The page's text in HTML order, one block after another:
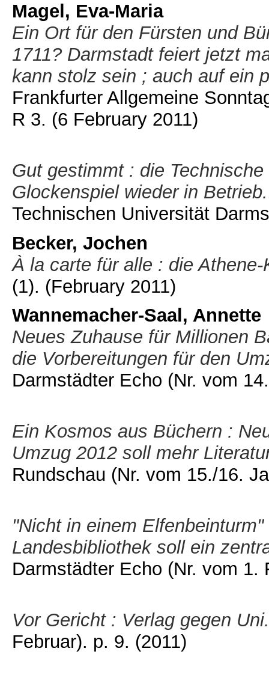
Magel, Eva-Maria
Ein Ort für den Fürsten und
1711? Darmstadt feiert jetzt
kann stolz sein ; auch auf ein
Frankfurter Allgemeine
R 3. (6 February 2011)
Gut gestimmt : die
Glockenspiel wieder in Betrieb.
Technischen Universität
Becker, Jochen
À la carte für alle : die
(1). (February 2011)
Wannemacher-Saal, Annette
Neues Zuhause für Millionen
die Vorbereitungen für den
Darmstädter Echo (Nr. vom
Ein Kosmos aus Büchern :
Umzug 2012 soll mehr
Rundschau (Nr. vom 15./16.
"Nicht in einem
Landesbibliothek soll ein
Darmstädter Echo (Nr. vom
Vor Gericht : Verlag gegen Uni.
Februar). p. 9. (2011)